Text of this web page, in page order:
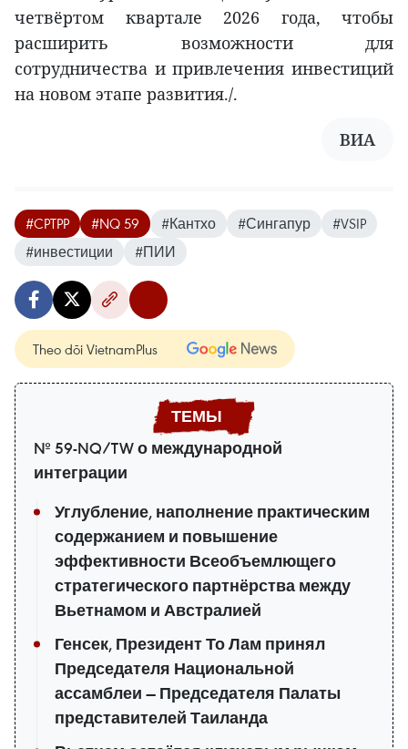
четвёртом квартале 2026 года, чтобы
расширить возможности для
сотрудничества и привлечения инвестиций
на новом этапе развития./.
ВИА
#CPTPP #NQ 59 #Кантхо #Сингапур
#VSIP
#инвестиции
#ПИИ
Theo dõi VietnamPlus
№ 59-NQ/TW о международной
интеграции
Углубление, наполнение практическим
содержанием и повышение
эффективности Всеобъемлющего
стратегического партнёрства между
Вьетнамом и Австралией
Генсек, Президент То Лам принял
Председателя Национальной
ассамблеи — Председателя Палаты
представителей Таиланда